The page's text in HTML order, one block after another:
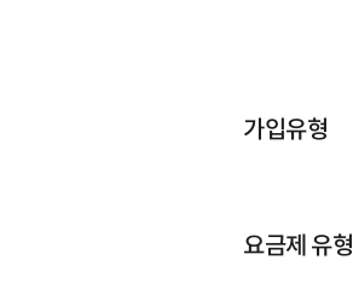
가입유형
요금제 유형